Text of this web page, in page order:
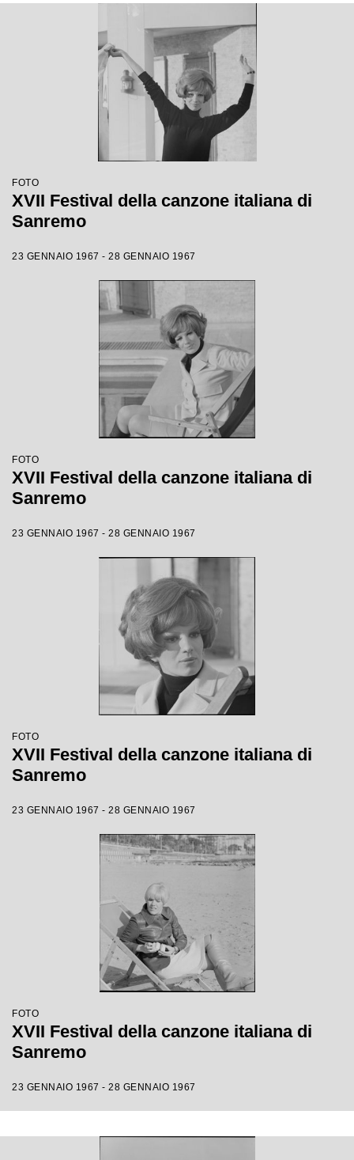
FOTO
XVII Festival della canzone italiana di
Sanremo
23 GENNAIO 1967 - 28 GENNAIO 1967
FOTO
XVII Festival della canzone italiana di
Sanremo
23 GENNAIO 1967 - 28 GENNAIO 1967
FOTO
XVII Festival della canzone italiana di
Sanremo
23 GENNAIO 1967 - 28 GENNAIO 1967
FOTO
XVII Festival della canzone italiana di
Sanremo
23 GENNAIO 1967 - 28 GENNAIO 1967